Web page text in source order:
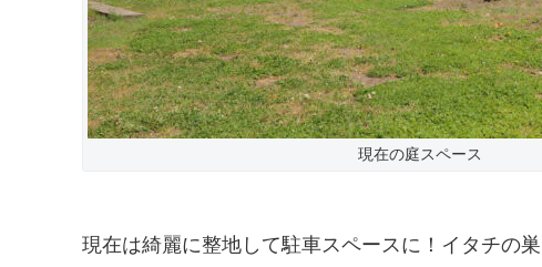
現在の庭スペース
現在は綺麗に整地して駐車スペースに！イタチの